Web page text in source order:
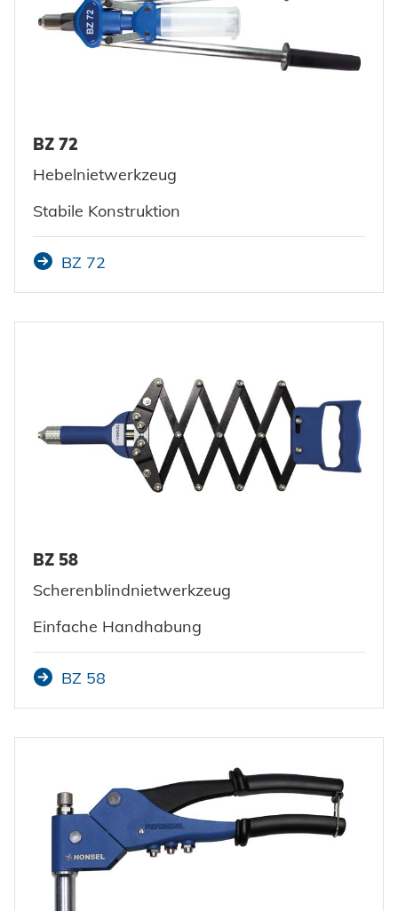
BZ 72
Hebelnietwerkzeug
Stabile Konstruktion
BZ 72
BZ 58
Scherenblindnietwerkzeug
Einfache Handhabung
BZ 58